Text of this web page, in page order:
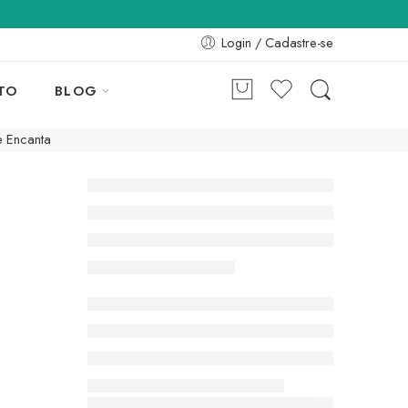
Login / Cadastre-se
BLOG